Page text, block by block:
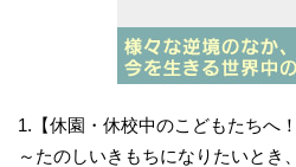
1.【休園・休校中のこどもたちへ！
～たのしいきもちになりたいとき